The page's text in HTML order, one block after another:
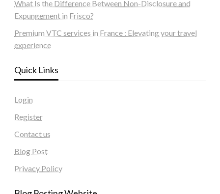
What Is the Difference Between Non-Disclosure and
Expungement in Frisco?
Premium VTC services in France : Elevating your travel
experience
Quick Links
Login
Register
Contact us
Blog Post
Privacy Policy